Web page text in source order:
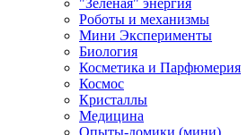
"Зеленая" энергия
Роботы и механизмы
Мини Эксперименты
Биология
Косметика и Парфюмерия
Космос
Кристаллы
Медицина
Опыты-домики (мини)